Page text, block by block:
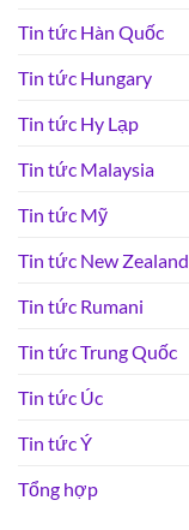
Tin tức Hàn Quốc
Tin tức Hungary
Tin tức Hy Lạp
Tin tức Malaysia
Tin tức Mỹ
Tin tức New Zealand
Tin tức Rumani
Tin tức Trung Quốc
Tin tức Úc
Tin tức Ý
Tổng hợp